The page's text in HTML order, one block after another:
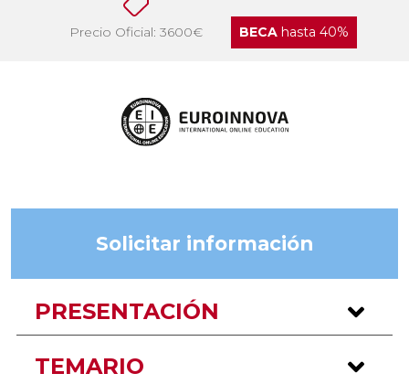
Precio Oficial: 3600€ BECAhasta 40%
Solicitar información
PRESENTACIÓN
TEMARIO